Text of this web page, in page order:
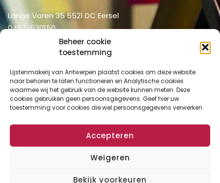
Beheer cookie
toestemming
Lijstenmakerij van Antwerpen plaatst cookies om deze website
naar behoren te laten functioneren en Analytische cookies
waarmee wij het gebruik van de website kunnen meten. Deze
cookies gebruiken geen persoonsgegevens. Geef hier uw
toestemming voor cookies die wel persoonsgegevens verwerken.
Accepteren
Weigeren
Bekijk voorkeuren
Lange Voren 35 5521 DC Eersel
0497-530150
info@lijstenmakerij vanantwerpen.nl
Home
Over ons
Diensten
Lijstenmakerij
Shop
Shop
Mijn account
Winkelmand
Checkout
Algemene VoorwaardenDisclaimerPrivacy Verklaring